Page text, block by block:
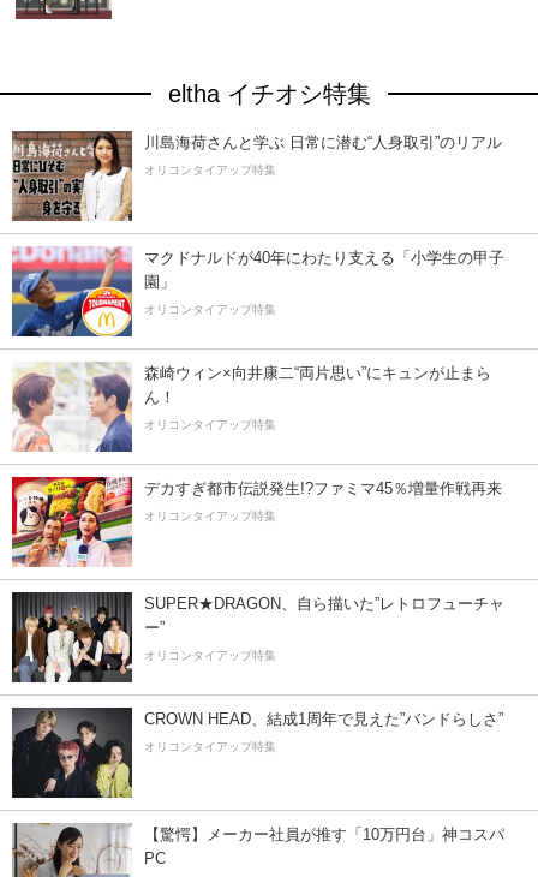
eltha イチオシ特集
川島海荷さんと学ぶ 日常に潜む“人身取引”のリアル
オリコンタイアップ特集
マクドナルドが40年にわたり支える「小学生の甲子
園」
オリコンタイアップ特集
森崎ウィン×向井康二“両片思い”にキュンが止まら
ん！
オリコンタイアップ特集
デカすぎ都市伝説発生!?ファミマ45％増量作戦再来
オリコンタイアップ特集
SUPER★DRAGON、自ら描いた”レトロフューチャ
ー”
オリコンタイアップ特集
CROWN HEAD、結成1周年で見えた”バンドらしさ”
オリコンタイアップ特集
【驚愕】メーカー社員が推す「10万円台」神コスパ
PC